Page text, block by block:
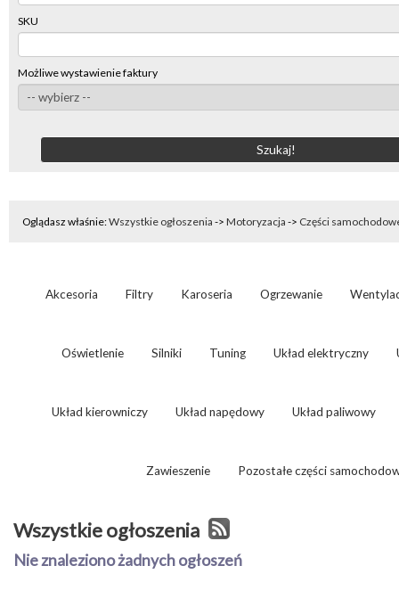
SKU
Możliwe wystawienie faktury
Oglądasz właśnie:Wszystkie ogłoszenia -> Motoryzacja -> Części
Akcesoria Filtry Karoseria Ogrzewanie
Oświetlenie Silniki Tuning Układ elektryczny
Układ kierowniczy Układ napędowy Układ paliwowy
Zawieszenie Pozostałe części
Wszystkie ogłoszenia
Nie znaleziono żadnych ogłoszeń